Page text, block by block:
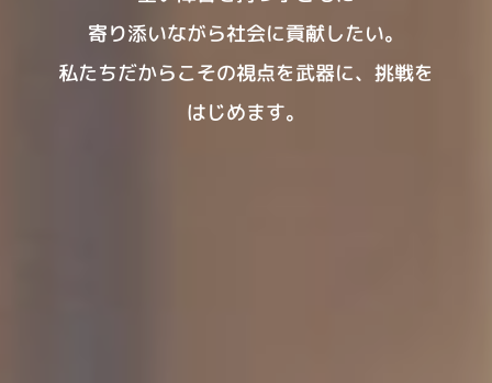
寄り添いながら社会に貢献したい。
私たちだからこその視点を武器に、挑戦を
はじめます。